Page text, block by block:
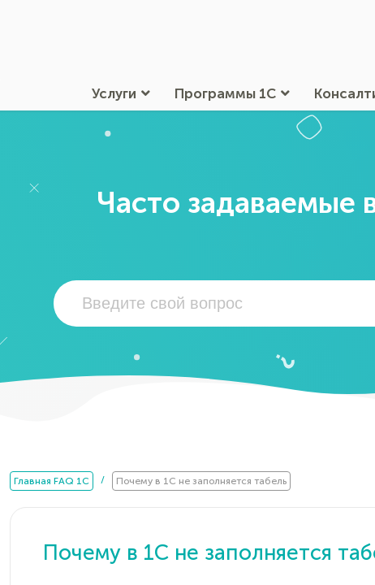
Услуги Программы 1С
Часто задаваемые
Главная FAQ 1C / Почему в 1С не заполняется табель
Почему в 1С не заполняется